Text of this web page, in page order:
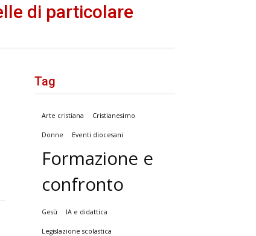
di particolare
Tag
Arte cristiana Cristianesimo
Donne Eventi diocesani
Formazione e
confronto
Gesù IA e didattica
Legislazione scolastica